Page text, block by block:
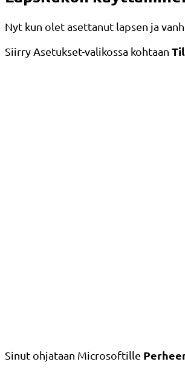
Nyt kun olet asettanut lapsen ja
Siirry Asetukset-valikossa kohtaan
Sinut ohjataan Microsoftille